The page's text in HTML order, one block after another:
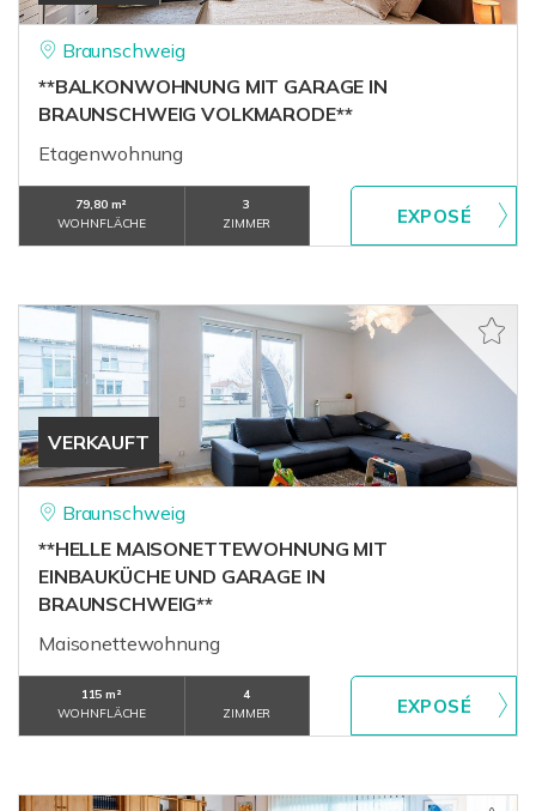
Braunschweig
**BALKONWOHNUNG MIT GARAGE IN
BRAUNSCHWEIG VOLKMARODE**
Etagenwohnung
79,80 m²
WOHNFLÄCHE
3
ZIMMER
VERKAUFT
Braunschweig
**HELLE MAISONETTEWOHNUNG MIT
EINBAUKÜCHE UND GARAGE IN
BRAUNSCHWEIG**
Maisonettewohnung
115 m²
WOHNFLÄCHE
4
ZIMMER